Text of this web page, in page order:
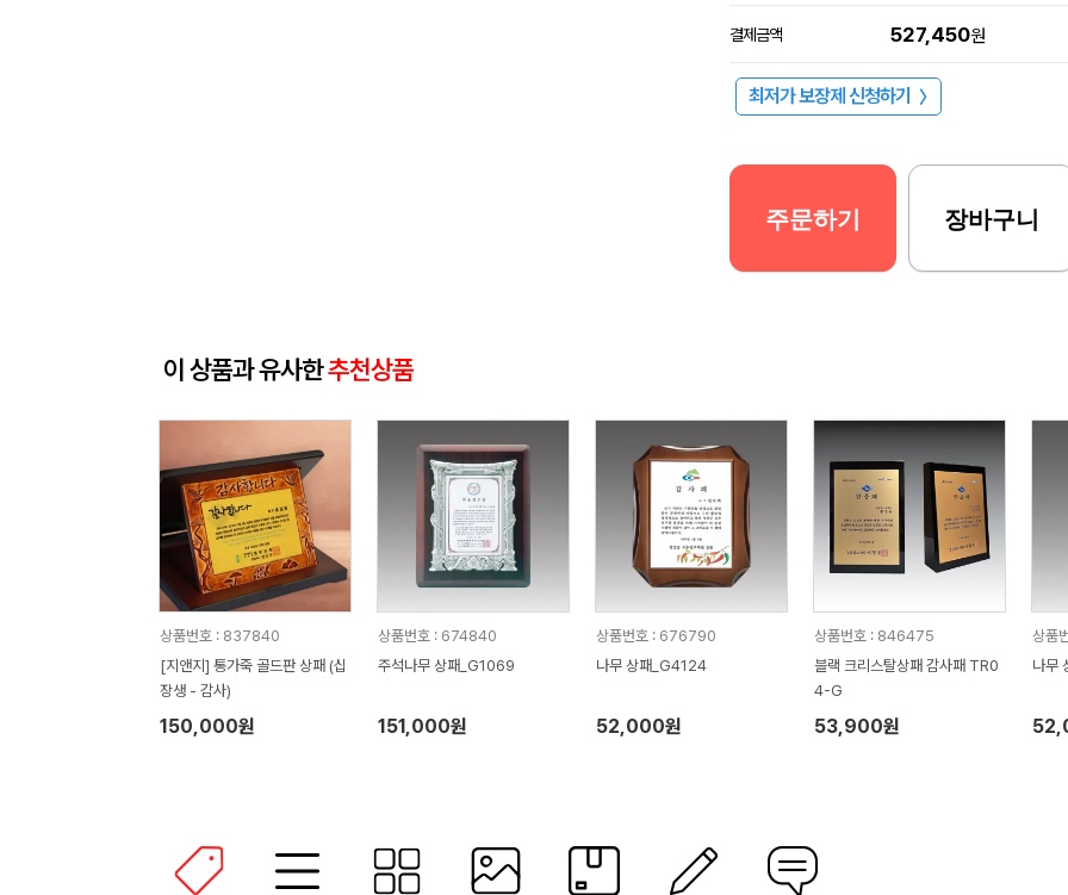
결제금액 527,450원
최저가 보장제 신청하기 〉
주문하기 장바구니
이 상품과 유사한추천상품
상품번호 : 837840
[지앤지] 통가죽 골드판 상패 (십
장생 - 감사)
150,000원
상품번호 : 674840
주석나무 상패_G1069
151,000원
상품번호 : 676790
나무 상패_G4124
52,000원
상품번호 : 846475
블랙 크리스탈상패 감사패 TR0
4-G
53,900원
상품
나무